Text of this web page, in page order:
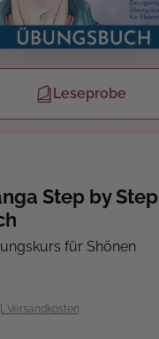
Leseprobe
Step by Step
für Shōnen
Versandkosten